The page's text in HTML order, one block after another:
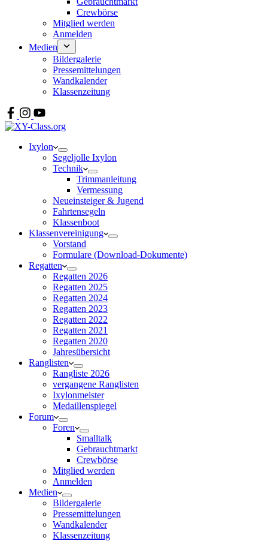
Crewbörse
Mitglied werden
Anmelden
Medien
Bildergalerie
Pressemittelungen
Wandkalender
Klassenzeitung
Ixylon
Segeljolle Ixylon
Technik
Trimmanleitung
Vermessung
Neueinsteiger & Jugend
Fahrtensegeln
Klassenboot
Klassenvereinigung
Vorstand
Formulare (Download-Dokumente)
Regatten
Regatten 2026
Regatten 2025
Regatten 2024
Regatten 2023
Regatten 2022
Regatten 2021
Regatten 2020
Jahresübersicht
Ranglisten
Rangliste 2026
vergangene Ranglisten
Ixylonmeister
Medaillenspiegel
Forum
Foren
Smalltalk
Gebrauchtmarkt
Crewbörse
Mitglied werden
Anmelden
Medien
Bildergalerie
Pressemittelungen
Wandkalender
Klassenzeitung